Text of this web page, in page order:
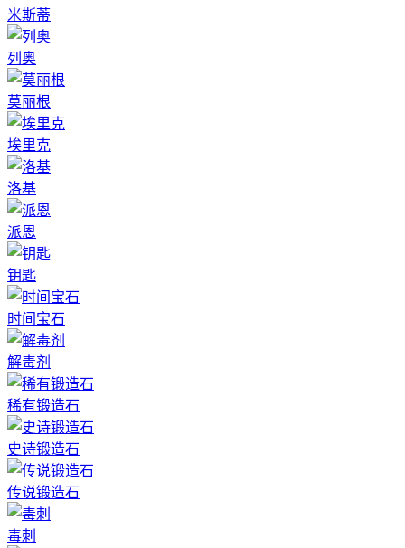
米斯蒂
列奥
莫丽根
埃里克
洛基
派恩
钥匙
时间宝石
解毒剂
稀有锻造石
史诗锻造石
传说锻造石
毒刺